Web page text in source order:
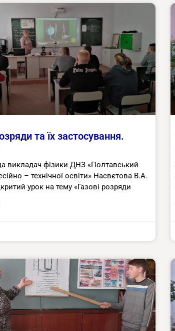
та їх застосування.
викладач фізики ДНЗ «Полтавський
– технічної освіти» Насвєтова В.А.
урок на тему «Газові розряди